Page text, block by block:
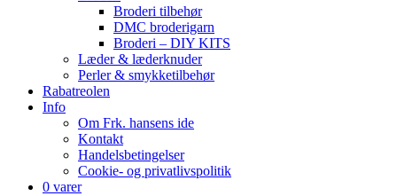
Broderi tilbehør
DMC broderigarn
Broderi – DIY KITS
Læder & læderknuder
Perler & smykketilbehør
Rabatreolen
Info
Om Frk. hansens ide
Kontakt
Handelsbetingelser
Cookie- og privatlivspolitik
0 varer